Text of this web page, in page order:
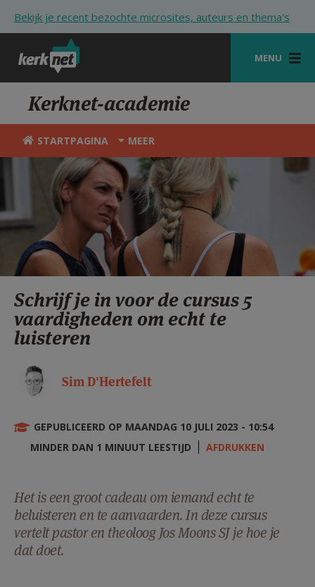
Bekijk je recent bezochte microsites, auteurs en thema's
MENU
STARTPAGINA
KERK
VIERINGEN
SHOP
ZOEKEN
HULP
STARTPAGINA PORTAAL
MIJN PAROCHIE
AANMELDEN OF REGISTREREN
Kerknet-academie
STARTPAGINA MEER
Schrijf je in voor de cursus 5
vaardigheden om echt te
luisteren
Sim D'Hertefelt
GEPUBLICEERD OP MAANDAG 10 JULI 2023 - 10:54
MINDER DAN 1 MINUUT LEESTIJD
AFDRUKKEN
Het is een groot cadeau om iemand echt te
beluisteren en te aanvaarden. In deze cursus
vertelt pastor en theoloog Jos Moons SJ je hoe je
dat doet.